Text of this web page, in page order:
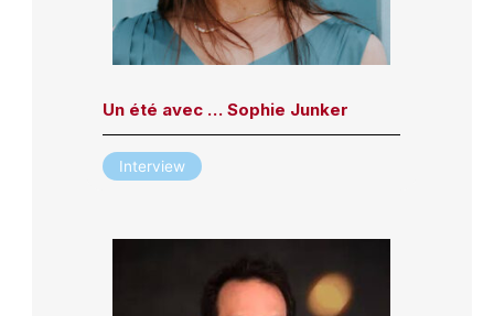
Un été avec … Sophie Junker
Interview